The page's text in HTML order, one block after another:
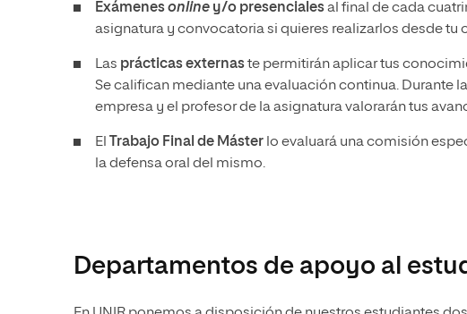
Exámenesonline y/o presencialesal final de cada
asignatura y convocatoria si quieres realizarlos desde tu
Las prácticas externaste permitirán aplicar tus
Se califican mediante una evaluación continua. Durante
empresa y el profesor de la asignatura valorarán tus
El Trabajo Final de Máster lo evaluará una comisión
la defensa oral del mismo.
Departamentos de apoyo al